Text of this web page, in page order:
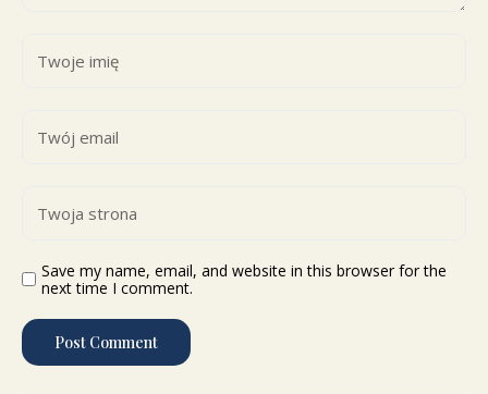
Save my name, email, and website in this browser for the
next time I comment.